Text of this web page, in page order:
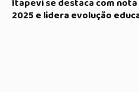
Itapevi se destaca com nota
2025 e lidera evolução